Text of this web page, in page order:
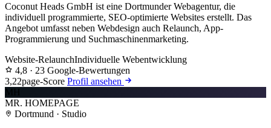
Coconut Heads GmbH ist eine Dortmunder Webagentur, die
individuell programmierte, SEO-optimierte Websites erstellt. Das
Angebot umfasst neben Webdesign auch Relaunch, App-
Programmierung und Suchmaschinenmarketing.
Website-RelaunchIndividuelle Webentwicklung
4,8 · 23 Google-Bewertungen
3,22page-Score Profil ansehen
MH
MR. HOMEPAGE
Dortmund · Studio